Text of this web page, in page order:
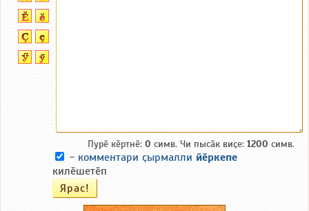
Пурӗ кӗртнӗ: 0 симв. Чи пысӑк виҫе: 1200 симв.
- комментари ҫырмалли йӗркепе
килӗшетӗп